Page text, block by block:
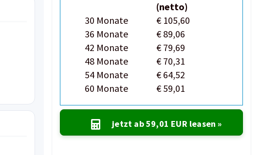
(netto)
30 Monate
€ 105,60
36 Monate
€ 89,06
42 Monate
€ 79,69
48 Monate
€ 70,31
54 Monate
€ 64,52
60 Monate
€ 59,01
jetzt ab59,01 EUR leasen »